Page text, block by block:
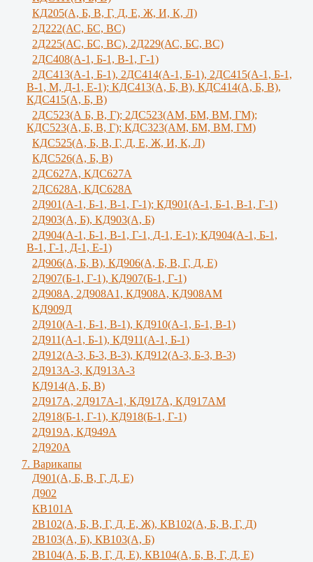
КД205(А, Б, В, Г, Д, Е, Ж, И, К, Л)
2Д222(АС, БС, ВС)
2Д225(АС, БС, ВС), 2Д229(АС, БС, ВС)
2ДС408(А-1, Б-1, В-1, Г-1)
2ДС413(А-1, Б-1), 2ДС414(А-1, Б-1), 2ДС415(А-1, Б-1,
В-1, М, Д-1, Е-1); КДС413(А, Б, В), КДС414(А, Б, В),
КДС415(А, Б, В)
2ДС523(А Б, В, Г); 2ДС523(АМ, БМ, ВМ, ГМ);
КДС523(А, Б, В, Г); КДС323(АМ, БМ, ВМ, ГМ)
КДС525(А, Б, В, Г, Д, Е, Ж, И, К, Л)
КДС526(А, Б, В)
2ДС627А, КДС627А
2ДС628А, КДС628А
2Д901(А-1, Б-1, В-1, Г-1); КД901(А-1, Б-1, В-1, Г-1)
2Д903(А, Б), КД903(А, Б)
2Д904(А-1, Б-1, В-1, Г-1, Д-1, Е-1); КД904(А-1, Б-1,
В-1, Г-1, Д-1, Е-1)
2Д906(А, Б, В), КД906(А, Б, В, Г, Д, Е)
2Д907(Б-1, Г-1), КД907(Б-1, Г-1)
2Д908А, 2Д908А1, КД908А, КД908АМ
КД909Д
2Д910(А-1, Б-1, В-1), КД910(А-1, Б-1, В-1)
2Д911(А-1, Б-1), КД911(А-1, Б-1)
2Д912(А-3, Б-3, В-3), КД912(А-3, Б-3, В-3)
2Д913А-3, КД913А-3
КД914(А, Б, В)
2Д917А, 2Д917A-1, КД917А, КД917АМ
2Д918(Б-1, Г-1), КД918(Б-1, Г-1)
2Д919А, КД949А
2Д920А
7. Варикапы
Д901(А, Б, В, Г, Д, Е)
Д902
КВ101А
2В102(А, Б, В, Г, Д, Е, Ж), КВ102(А, Б, В, Г, Д)
2В103(А, Б), КВ103(А, Б)
2В104(А, Б, В, Г, Д, Е), КВ104(А, Б, B, Г, Д, E)